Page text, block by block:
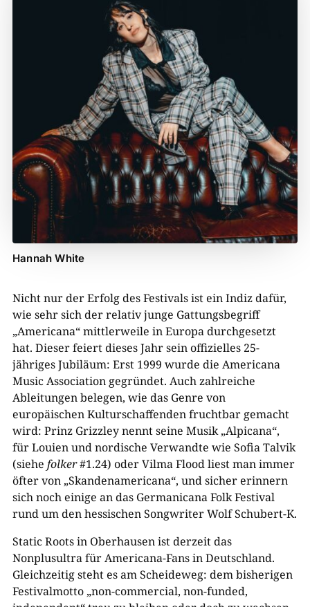
Hannah White
Nicht nur der Erfolg des Festivals ist ein Indiz dafür,
wie sehr sich der relativ junge Gattungsbegriff
„Americana“ mittlerweile in Europa durchgesetzt
hat. Dieser feiert dieses Jahr sein offizielles 25-
jähriges Jubiläum: Erst 1999 wurde die Americana
Music Association gegründet. Auch zahlreiche
Ableitungen belegen, wie das Genre von
europäischen Kulturschaffenden fruchtbar gemacht
wird: Prinz Grizzley nennt seine Musik „Alpicana“,
für Louien und nordische Verwandte wie Sofia Talvik
(siehe folker#1.24) oder Vilma Flood liest man immer
öfter von „Skandenamericana“, und sicher erinnern
sich noch einige an das Germanicana Folk Festival
rund um den hessischen Songwriter Wolf Schubert-K.
Static Roots in Oberhausen ist derzeit das
Nonplusultra für Americana-Fans in Deutschland.
Gleichzeitig steht es am Scheideweg: dem bisherigen
Festivalmotto „non-commercial, non-funded,